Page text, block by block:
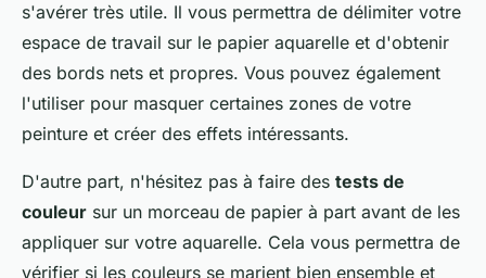
s'avérer très utile. Il vous permettra de délimiter votre
espace de travail sur le papier aquarelle et d'obtenir
des bords nets et propres. Vous pouvez également
l'utiliser pour masquer certaines zones de votre
peinture et créer des effets intéressants.
D'autre part, n'hésitez pas à faire des tests de
couleur sur un morceau de papier à part avant de les
appliquer sur votre aquarelle. Cela vous permettra de
vérifier si les couleurs se marient bien ensemble et